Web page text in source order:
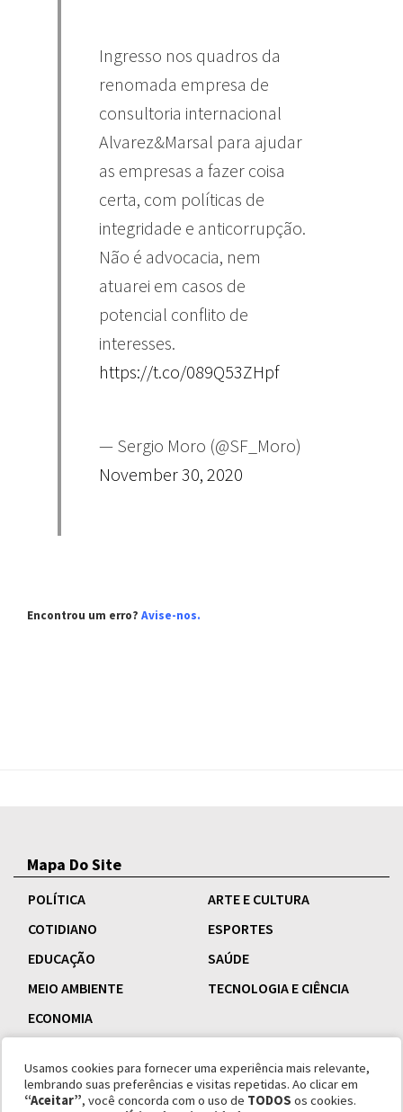
Ingresso nos quadros da
renomada empresa de
consultoria internacional
Alvarez&Marsal para ajudar
as empresas a fazer coisa
certa, com políticas de
integridade e anticorrupção.
Não é advocacia, nem
atuarei em casos de
potencial conflito de
interesses.
https://t.co/089Q53ZHpf
— Sergio Moro (@SF_Moro)
November 30, 2020
Encontrou um erro? Avise-nos.
Mapa Do Site
POLÍTICA
ARTE E CULTURA
COTIDIANO
ESPORTES
EDUCAÇÃO
SAÚDE
MEIO AMBIENTE
TECNOLOGIA E CIÊNCIA
ECONOMIA
Usamos cookies para fornecer uma experiência mais relevante,
lembrando suas preferências e visitas repetidas. Ao clicar em
“Aceitar”, você concorda com o uso de TODOS os cookies.